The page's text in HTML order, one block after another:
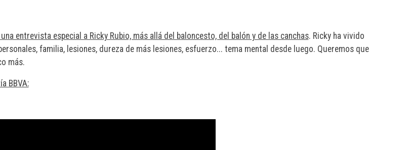
entrevista especial a Ricky Rubio, más allá del baloncesto, del balón y de las canchas. Ricky ha vivido
familia, lesiones, dureza de más lesiones, esfuerzo... tema mental desde luego. Queremos que
más.
BBVA: